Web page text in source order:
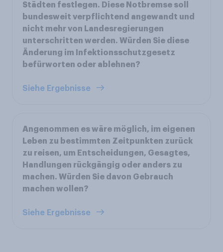
Städten festlegen. Diese Notbremse soll
bundesweit verpflichtend angewandt und
nicht mehr von Landesregierungen
unterschritten werden. Würden Sie diese
Änderung im Infektionsschutzgesetz
befürworten oder ablehnen?
Siehe Ergebnisse
Angenommen es wäre möglich, im eigenen
Leben zu bestimmten Zeitpunkten zurück
zu reisen, um Entscheidungen, Gesagtes,
Handlungen rückgängig oder anders zu
machen. Würden Sie davon Gebrauch
machen wollen?
Siehe Ergebnisse